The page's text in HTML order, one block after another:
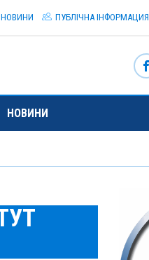
НОВИНИ ПУБЛІЧНА ІНФОРМАЦИЯ
НОВИНИ